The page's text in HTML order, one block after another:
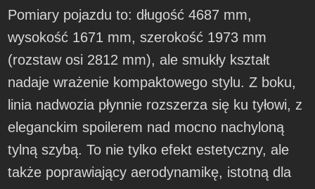
Pomiary pojazdu to: długość 4687 mm,
wysokość 1671 mm, szerokość 1973 mm
(rozstaw osi 2812 mm), ale smukły kształt
nadaje wrażenie kompaktowego stylu. Z boku,
linia nadwozia płynnie rozszerza się ku tyłowi, z
eleganckim spoilerem nad mocno nachyloną
tylną szybą. To nie tylko efekt estetyczny, ale
także poprawiający aerodynamikę, istotną dla